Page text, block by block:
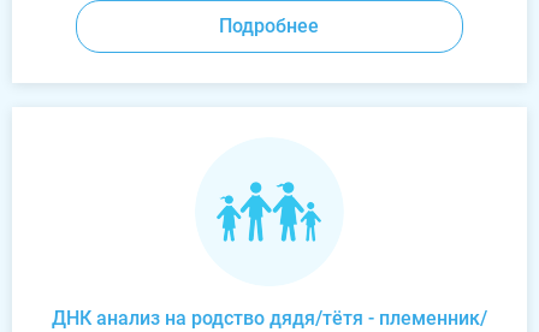
Подробнее
ДНК анализ на родство дядя/тётя - племенник/